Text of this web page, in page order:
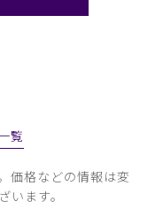
覧
価格などの情報は変
います。